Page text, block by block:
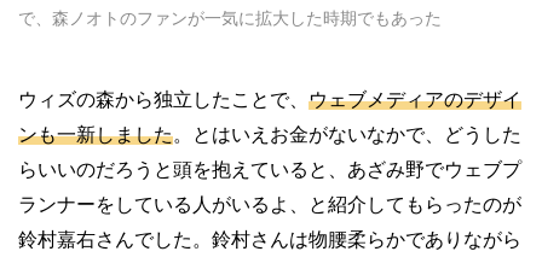
で、森ノオトのファンが一気に拡大した時期でもあった
ウィズの森から独立したことで、 ウェブメディアのデザイ
ンも一新しました。とはいえお金がないなかで、どうした
らいいのだろうと頭を抱えていると、あざみ野でウェブプ
ランナーをしている人がいるよ、と紹介してもらったのが
鈴村嘉右さんでした。鈴村さんは物腰柔らかでありながら